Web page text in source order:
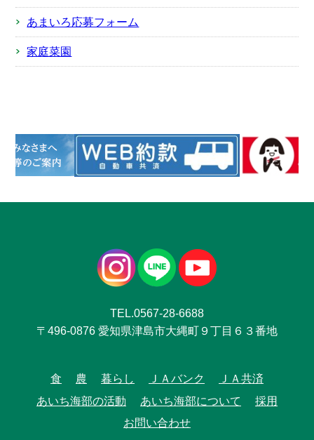
あまいろ応募フォーム
家庭菜園
TEL.0567-28-6688
〒496-0876 愛知県津島市大縄町９丁目６３番地
食 農 暮らし ＪＡバンク
ＪＡ共済
あいち海部の活動
あいち海部について
採用
お問い合わせ